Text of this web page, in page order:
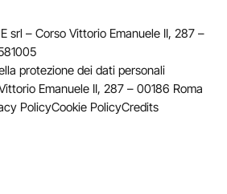
srl – Corso Vittorio Emanuele II, 287 –
protezione dei dati personali
Emanuele II, 287 – 00186 Roma
PolicyCookie PolicyCredits